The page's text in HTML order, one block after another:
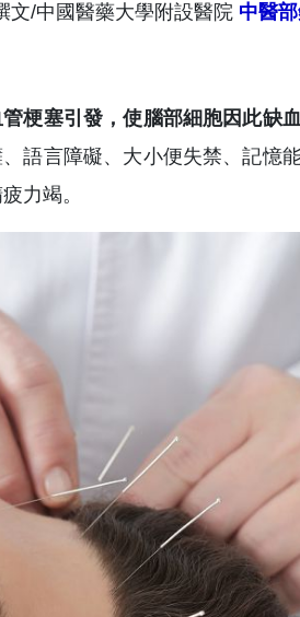
文/中國醫藥大學附設醫院 中醫
梗塞引發，使腦部細胞因此缺
語言障礙、大小便失禁、記憶
力竭。